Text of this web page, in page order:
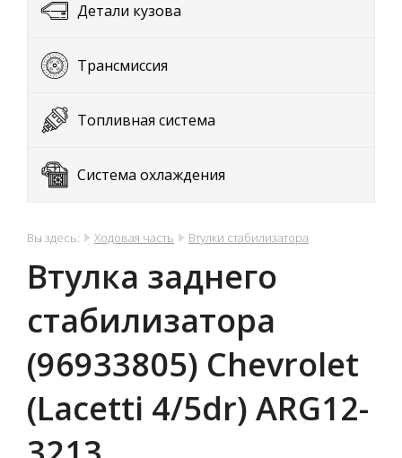
Детали кузова
Трансмиссия
Топливная система
Система охлаждения
Вы здесь: Ходовая часть Втулки стабилизатора
Втулка заднего
стабилизатора
(96933805) Chevrolet
(Lacetti 4/5dr) ARG12-